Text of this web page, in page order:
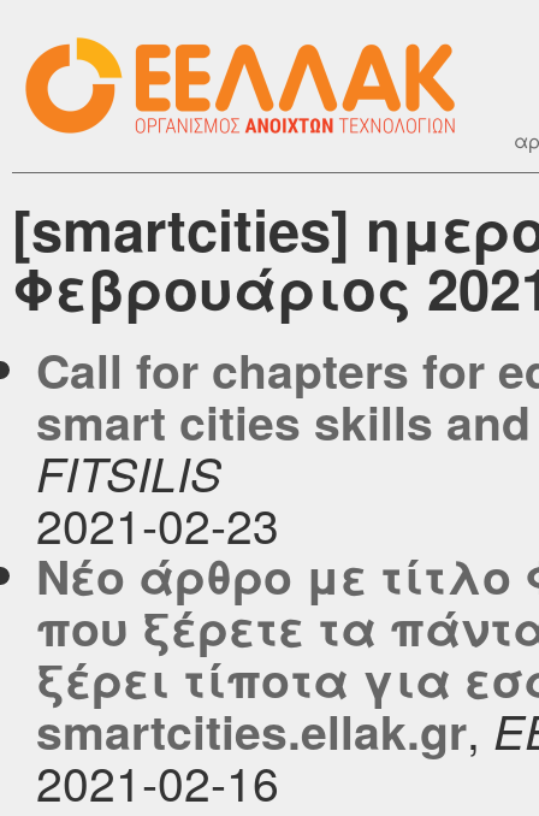
[smartcities]
Φεβρουάριος
Call for chapters for
smart cities skills
FITSILIS
2021-02-23
Νέο άρθρο με
που ξέρετε τα
ξέρει τίποτα για
smartcities.ellak.gr,
2021-02-16